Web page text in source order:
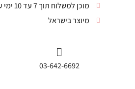
מוכן למשלוח תוך 7 עד 10 ימי עסקים
מיוצר בישראל
03-642-6692